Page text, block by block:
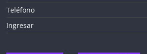
Teléfono
Ingresar